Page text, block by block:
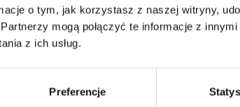
o tym, jak korzystasz z naszej witryny,
mogą połączyć te informacje z
z ich usług.
Preferencje